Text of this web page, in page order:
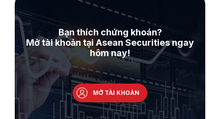
Bạn thích chứng khoán?
Mở tài khoản tại Asean Securities ngay
hôm nay!
MỞ TÀI KHOẢN